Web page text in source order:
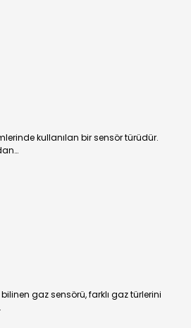
kullanılan bir sensör türüdür.
gaz sensörü, farklı gaz türlerini